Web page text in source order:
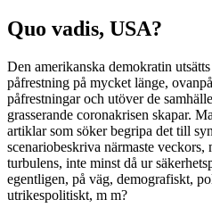
Quo vadis, USA?
Den amerikanska demokratin
påfrestning på mycket länge,
påfrestningar och utöver de
grasserande coronakrisen skapar.
artiklar som söker begripa det till
scenariobeskriva närmaste veckors,
turbulens, inte minst då ur
egentligen, på väg, demografiskt,
utrikespolitiskt, m m?